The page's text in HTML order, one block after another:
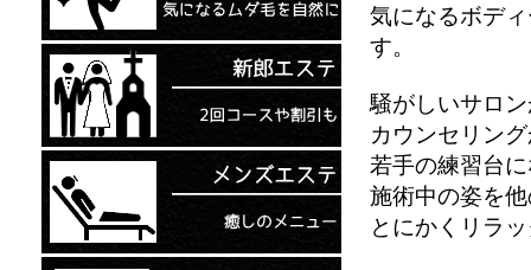
気になるボデ
す。
騒がしいサロ
カウンセリン
若手の練習台
施術中の姿を
とにかくリラ